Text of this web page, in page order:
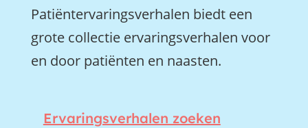
Patiëntervaringsverhalen biedt een
grote collectie ervaringsverhalen voor
en door patiënten en naasten.
Ervaringsverhalen zoeken